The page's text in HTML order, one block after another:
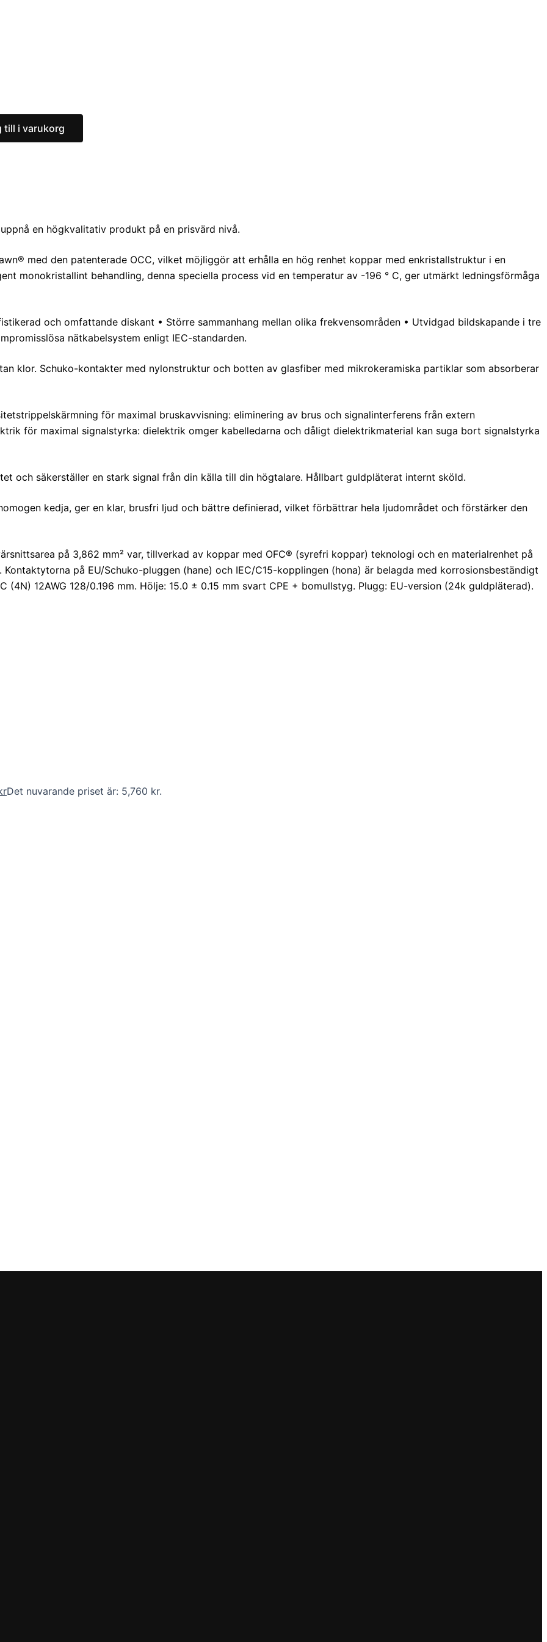
till i varukorg
en högkvalitativ produkt på en prisvärd nivå.
med den patenterade OCC, vilket möjliggör att erhålla en hög renhet koppar med enkristallstruktur i en
monokristallint behandling, denna speciella process vid en temperatur av -196 ° C, ger utmärkt ledningsförmåga
och omfattande diskant • Större sammanhang mellan olika frekvensområden • Utvidgad bildskapande i tre
nätkabelsystem enligt IEC-standarden.
klor. Schuko-kontakter med nylonstruktur och botten av glasfiber med mikrokeramiska partiklar som absorberar
för maximal bruskavvisning: eliminering av brus och signalinterferens från extern
för maximal signalstyrka: dielektrik omger kabelledarna och dåligt dielektrikmaterial kan suga bort signalstyrka
och säkerställer en stark signal från din källa till din högtalare. Hållbart guldpläterat internt sköld.
kedja, ger en klar, brusfri ljud och bättre definierad, vilket förbättrar hela ljudområdet och förstärker den
på 3,862 mm² var, tillverkad av koppar med OFC® (syrefri koppar) teknologi och en materialrenhet på
på EU/Schuko-pluggen (hane) och IEC/C15-kopplingen (hona) är belagda med korrosionsbeständigt
12AWG 128/0.196 mm. Hölje: 15.0 ± 0.15 mm svart CPE + bomullstyg. Plugg: EU-version (24k guldpläterad).
Det nuvarande priset är: 5,760 kr.